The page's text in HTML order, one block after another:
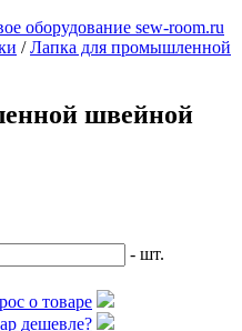
/Лапка для промышленной
швейной
- шт.
о товаре
дешевле?